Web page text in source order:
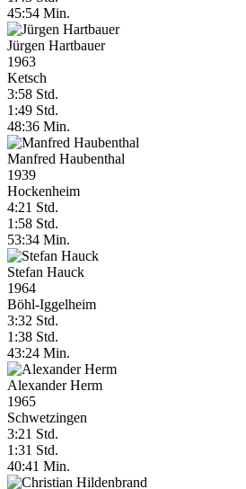
45:54 Min.
Jürgen Hartbauer
1963
Ketsch
3:58 Std.
1:49 Std.
48:36 Min.
Manfred Haubenthal
1939
Hockenheim
4:21 Std.
1:58 Std.
53:34 Min.
Stefan Hauck
1964
Böhl-Iggelheim
3:32 Std.
1:38 Std.
43:24 Min.
Alexander Herm
1965
Schwetzingen
3:21 Std.
1:31 Std.
40:41 Min.